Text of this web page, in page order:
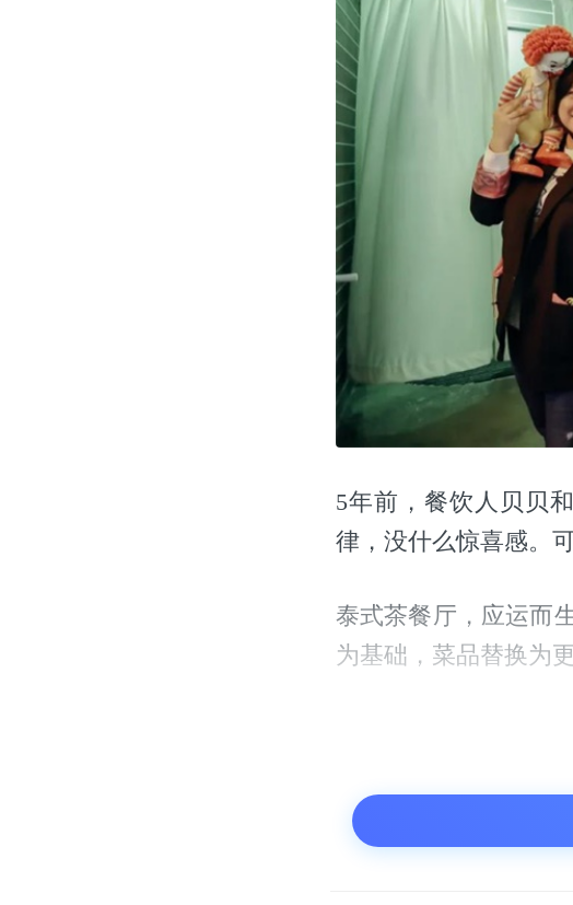
5年前，餐饮人贝贝
律，没什么惊喜感。
泰式茶餐厅，应运而
为基础，菜品替换为
这种新模式的出现，
他生在西安，长在新
“在新加坡，我们每